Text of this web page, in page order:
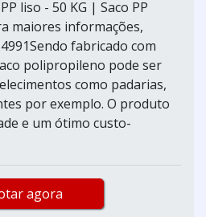
liso - 50 KG | Saco PP
maiores informações,
fabricado com
polipropileno pode ser
como padarias,
por exemplo. O produto
e um ótimo custo-
agora